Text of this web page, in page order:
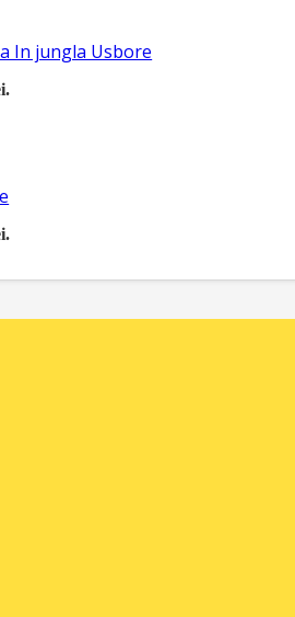
In jungla Usbore